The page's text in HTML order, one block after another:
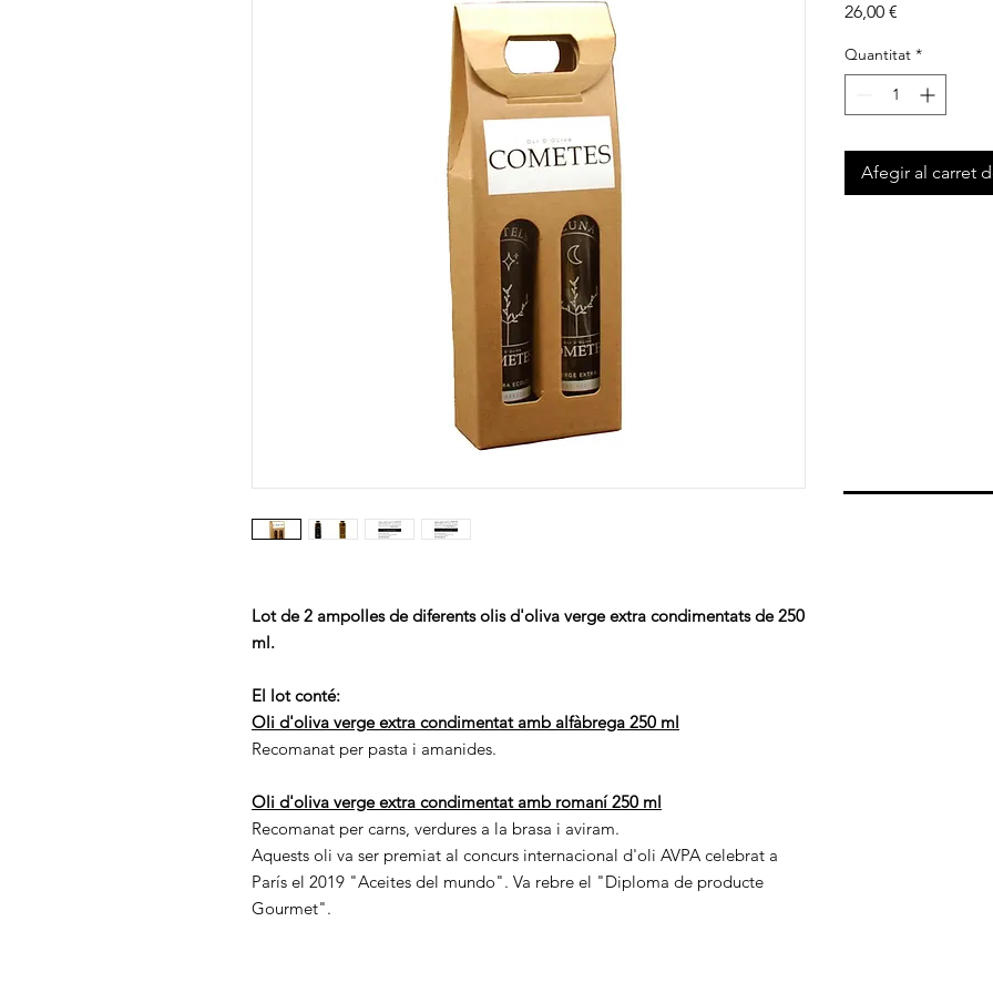
Lot de 2 ampolles de diferents olis d'oliva verge extra condimentats de 250
ml.
El lot conté:
Oli d'oliva verge extra condimentat amb alfàbrega 250 ml
Recomanat per pasta i amanides.
Oli d'oliva verge extra condimentat amb romaní 250 ml
Recomanat per carns, verdures a la brasa i aviram.
Aquests oli va ser premiat al concurs internacional d'oli AVPA celebrat a
París el 2019 "Aceites del mundo". Va rebre el "Diploma de producte
Gourmet".
26,00 €
Quantitat *
Afegir al carret